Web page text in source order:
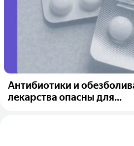
Антибиотики и
лекарства опасны для...